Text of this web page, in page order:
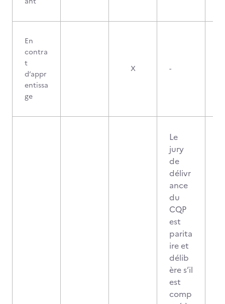
En
contra
t
d’appr
entissa
ge
X -
Le
jury
de
délivr
ance
du
CQP
est
parita
ire et
délib
ère s’il
est
comp